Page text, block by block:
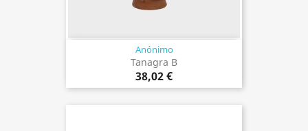
Anónimo
Tanagra B
38,02 €